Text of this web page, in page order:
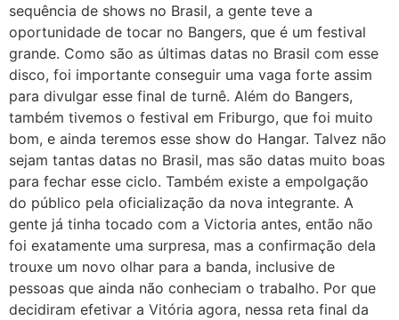
sequência de shows no Brasil, a gente teve a
oportunidade de tocar no Bangers, que é um festival
grande. Como são as últimas datas no Brasil com esse
disco, foi importante conseguir uma vaga forte assim
para divulgar esse final de turnê. Além do Bangers,
também tivemos o festival em Friburgo, que foi muito
bom, e ainda teremos esse show do Hangar. Talvez não
sejam tantas datas no Brasil, mas são datas muito boas
para fechar esse ciclo. Também existe a empolgação
do público pela oficialização da nova integrante. A
gente já tinha tocado com a Victoria antes, então não
foi exatamente uma surpresa, mas a confirmação dela
trouxe um novo olhar para a banda, inclusive de
pessoas que ainda não conheciam o trabalho. Por que
decidiram efetivar a Vitória agora, nessa reta final da